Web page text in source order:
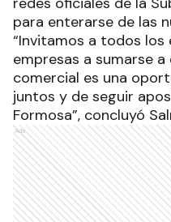
para enterarse de las
“Invitamos a todos
empresas a sumarse
comercial es una
juntos y de seguir
Formosa”, concluyó
Ads